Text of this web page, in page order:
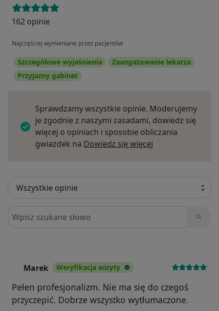
162 opinie
Najczęściej wymieniane przez pacjentów
Szczegółowe wyjaśnienia
Zaangażowanie lekarza
Przyjazny gabinet
Sprawdzamy wszystkie opinie. Moderujemy
je zgodnie z naszymi zasadami, dowiedz się
więcej o opiniach i sposobie obliczania
gwiazdek na Dowiedz się więcej
Szukaj w opiniach
Marek Weryfikacja wizyty
Pełen profesjonalizm. Nie ma się do czegoś
przyczepić. Dobrze wszystko wytłumaczone.